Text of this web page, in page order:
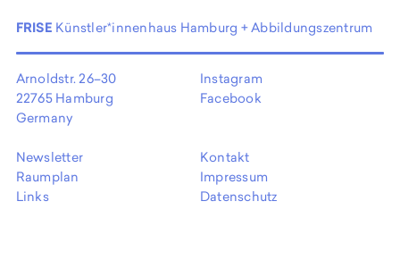
FRISE Künstler*innenhaus Hamburg + Abbildungszentrum
Arnoldstr. 26–30
22765 Hamburg
Germany
Instagram
Facebook
Newsletter
Raumplan
Links
Kontakt
Impressum
Datenschutz